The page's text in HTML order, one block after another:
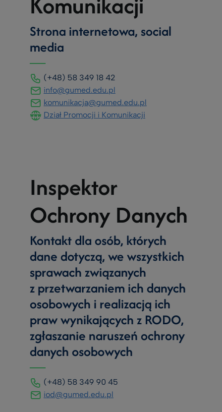
Strona internetowa, social
media
(+48) 58 349 18 42
info@gumed.edu.pl
komunikacja@gumed.edu.pl
Dział Promocji i Komunikacji
Inspektor
Ochrony Danych
Kontakt dla osób, których
dane dotyczą, we wszystkich
sprawach związanych
z przetwarzaniem ich danych
osobowych i realizacją ich
praw wynikających z RODO,
zgłaszanie naruszeń ochrony
danych osobowych
(+48) 58 349 90 45
iod@gumed.edu.pl